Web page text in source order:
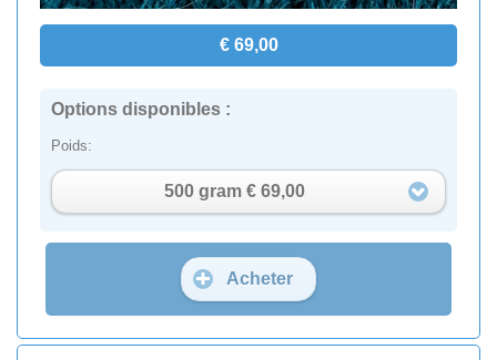
€ 69,00
Options disponibles :
Poids:
500 gram € 69,00
Acheter